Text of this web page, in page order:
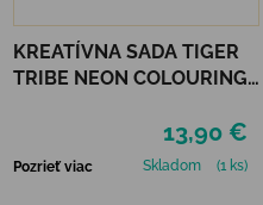
KREATÍVNA SADA TIGER
TRIBE NEON COLOURING
13,90 €
Pozrieť viac Skladom (1 ks)